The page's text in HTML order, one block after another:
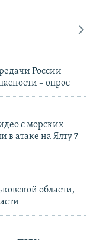
России
– опрос
с морских
в атаке на Ялту 7
области,